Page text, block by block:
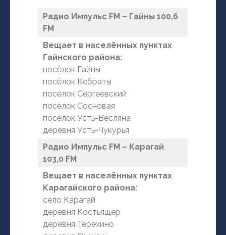
Радио Импульс FM – Гайны 100,6
FM
Вещает в населённых пунктах
Гайнского района:
посёлок Гайны
посёлок Кебраты
посёлок Сергеевский
посёлок Сосновая
посёлок Усть-Весляна
деревня Усть-Чукурья
Радио Импульс FM – Карагай
103,0 FM
Вещает в населённых пунктах
Карагайского района:
село Карагай
деревня Костьящер
деревня Терехино